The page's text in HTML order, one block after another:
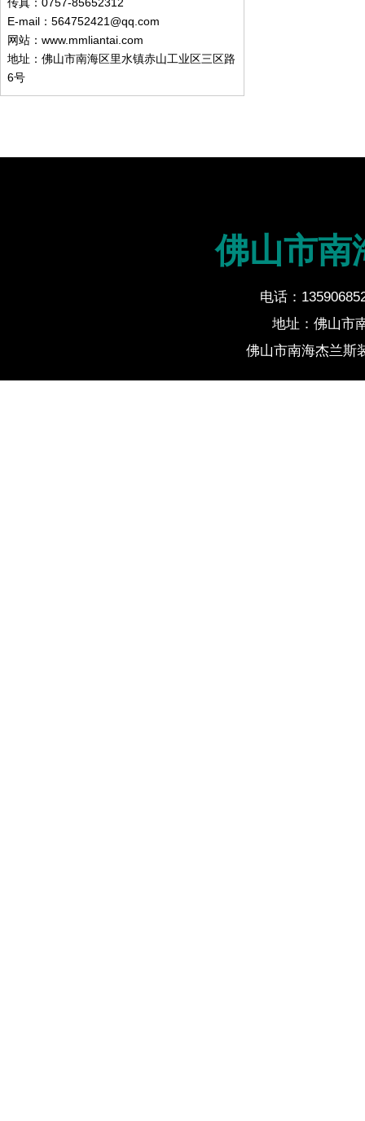
E-mail：564752421@qq.com
网站：www.mmliantai.com
地址：佛山市南海区里水镇赤山工业区三区路
6号
佛山市南
电话：
地址：佛山市
佛山市南海杰兰